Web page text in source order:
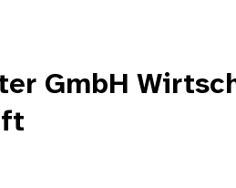
GmbH